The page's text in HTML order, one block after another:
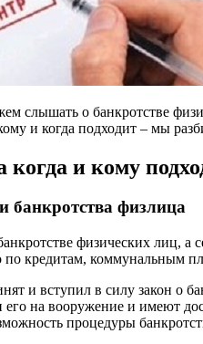
слышать о банкротстве
и когда подходит – мы
и кому
физлица
физических лиц, а
по кредитам, коммунальным
и вступил в силу закон о
его на вооружение и имеют
процедуры